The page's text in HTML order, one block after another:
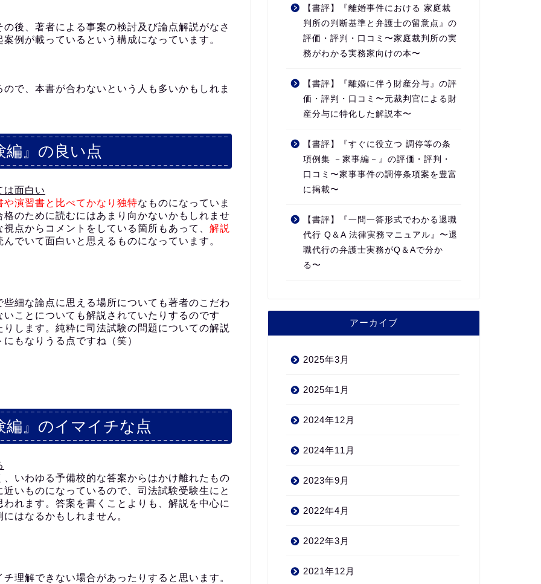
後、著者による事案の検討及び論点解説がなさ
例が載っているという構成になっています。
ので、本書が合わないという人も多いかもしれま
』の良い点
は面白い
演習書と比べてかなり独特なものになっていま
のために読むにはあまり向かないかもしれませ
点からコメントをしている箇所もあって、 解説
でいて面白いと思えるものになっています。
些細な論点に思える場所についても著者のこだわ
ことについても解説されていたりするのです
します。純粋に司法試験の問題についての解説
もなりうる点ですね（笑）
』のイマイチな点
いわゆる予備校的な答案からはかけ離れたもの
いものになっているので、司法試験受験生にと
われます。答案を書くことよりも、解説を中心に
はなるかもしれません。
理解できない場合があったりすると思います。
【書評】『離婚事件における 家庭裁
判所の判断基準と弁護士の留意点』の
評価・評判・口コミ〜家庭裁判所の実
務がわかる実務家向けの本〜
【書評】『離婚に伴う財産分与』の評
価・評判・口コミ〜元裁判官による財
産分与に特化した解説本〜
【書評】『すぐに役立つ 調停等の条
項例集 －家事編－』の評価・評判・
口コミ〜家事事件の調停条項案を豊富
に掲載〜
【書評】『一問一答形式でわかる退職
代行 Q＆A 法律実務マニュアル』〜退
職代行の弁護士実務がQ＆Aで分か
る〜
アーカイブ
2025年3月
2025年1月
2024年12月
2024年11月
2023年9月
2022年4月
2022年3月
2021年12月